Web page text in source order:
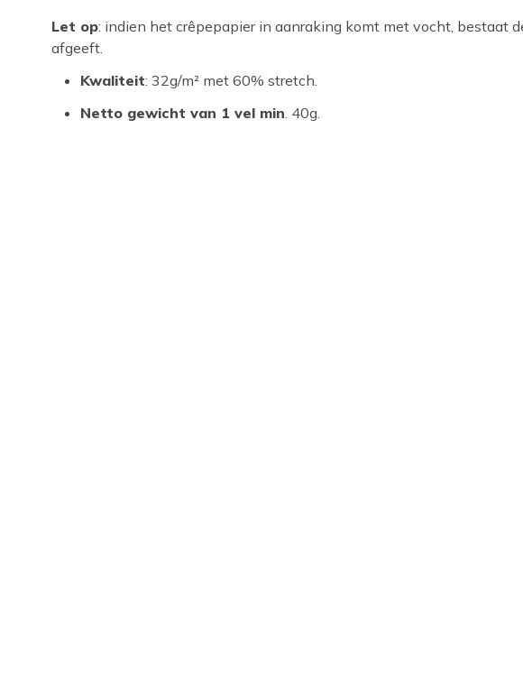
Let op: indien het crêpepapier in aanraking komt met vocht, bestaat
afgeeft.
Kwaliteit: 32g/m² met 60% stretch.
Netto gewicht van 1 vel min. 40g.